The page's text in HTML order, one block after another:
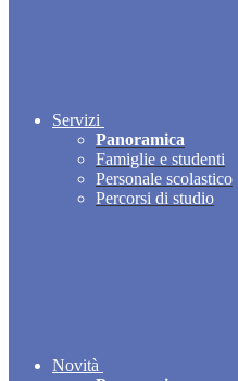
Servizi
Panoramica
Famiglie e studenti
Personale scolastico
Percorsi di studio
Novità